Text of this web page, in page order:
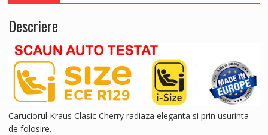
Descriere
Caruciorul Kraus Clasic Cherry radiaza eleganta si prin usurinta
de folosire.